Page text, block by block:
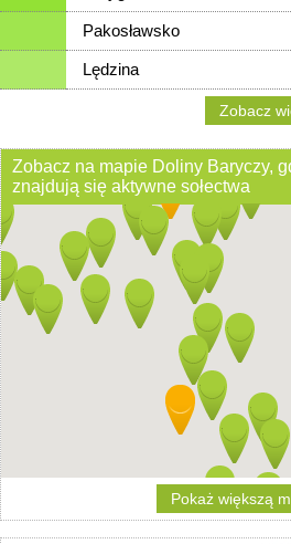
Pakosławsko
Lędzina
Zobacz
Zobacz na mapie Doliny Baryczy,
znajdują się aktywne sołectwa
Pokaż większą